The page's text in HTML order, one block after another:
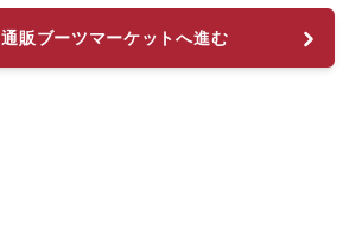
販ブーツマーケットへ進む